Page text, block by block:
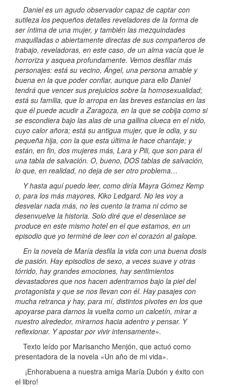
Daniel es un agudo observador capaz de captar con
sutileza los pequeños detalles reveladores de la forma de
ser íntima de una mujer, y también las mezquindades
maquilladas o abiertamente directas de sus compañeros de
trabajo, reveladoras, en este caso, de un alma vacía que le
horroriza y asquea profundamente. Vemos desfilar más
personajes: está su vecino, Ángel, una persona amable y
buena en la que poder confiar, aunque para ello Daniel
tendrá que vencer sus prejuicios sobre la homosexualidad;
está su familia, que lo arropa en las breves estancias en las
que él puede acudir a Zaragoza, en la que se cobija como si
se escondiera bajo las alas de una gallina clueca en el nido,
cuyo calor añora; está su antigua mujer, que le odia, y su
pequeña hija, con la que esta última le hace chantaje; y
están, en fin, dos mujeres más, Lara y Pili, que son para él
una tabla de salvación. O, bueno, DOS tablas de salvación,
lo que, en realidad, no deja de ser otro problema…
Y hasta aquí puedo leer, como diría Mayra Gómez Kemp
o, para los más mayores, Kiko Ledgard. No les voy a
desvelar nada más, no les cuento la trama ni cómo se
desenvuelve la historia. Solo diré que el desenlace se
produce en este mismo hotel en el que estamos, en un
episodio que yo terminé de leer con el corazón al galope.
En la novela de María desfila la vida con una buena dosis
de pasión. Hay episodios de sexo, a veces suave y otras
tórrido, hay grandes emociones, hay sentimientos
devastadores que nos hacen adentrarnos bajo la piel del
protagonista y que se nos llevan con él. Hay pasajes con
mucha retranca y hay, para mí, distintos pivotes en los que
apoyarse para darnos la vuelta como un calcetín, mirar a
nuestro alrededor, mirarnos hacia adentro y pensar. Y
reflexionar. Y apostar por vivir intensamente».
Texto leído por Marisancho Menjón, que actuó como
presentadora de la novela «Un año de mi vida».
¡Enhorabuena a nuestra amiga María Dubón y éxito con
el libro!